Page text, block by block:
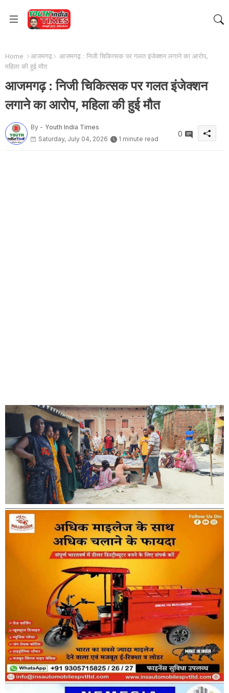
Home आजमगढ़
आजमगढ़ : निजी चिकित्सक पर गलत इंजेक्शन लगाने का आरोप,
महिला की हुई मौत
आजमगढ़ : निजी चिकित्सक पर गलत इंजेक्शन
लगाने का आरोप, महिला की हुई मौत
By - Youth India Times
Saturday, July 04, 2026
1 minute read
0